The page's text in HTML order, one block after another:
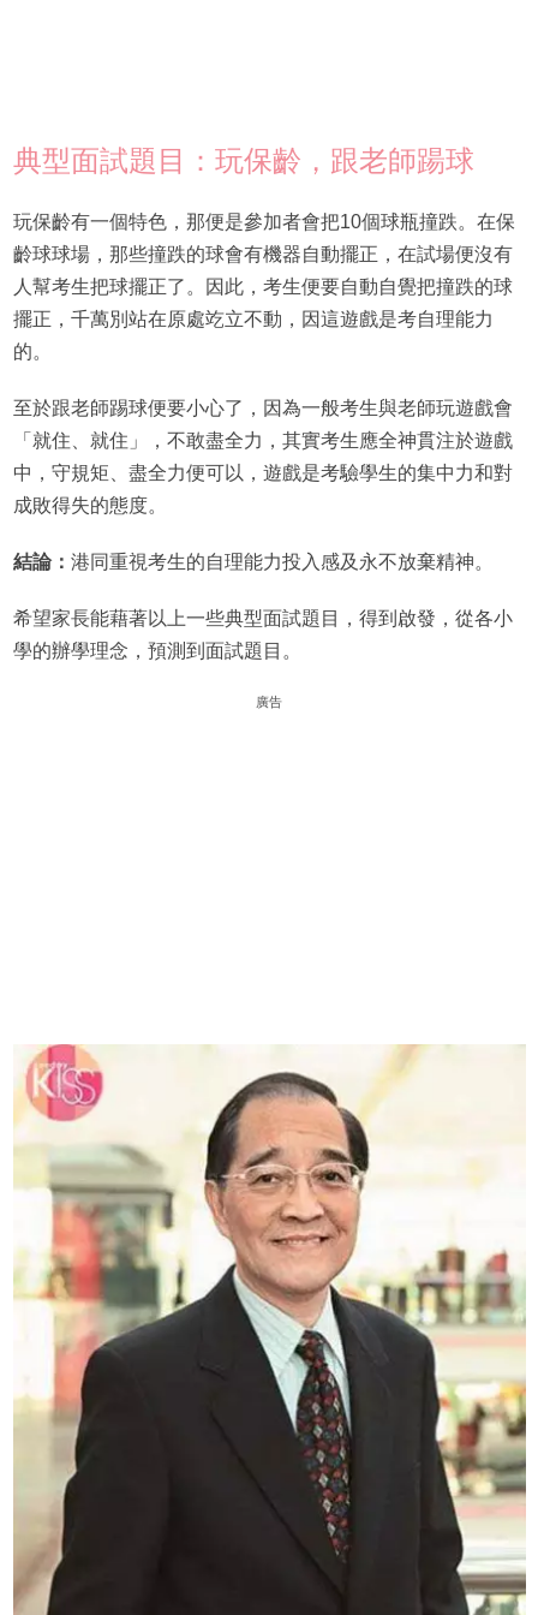
典型面試題目：玩保齡，跟老師踼球
玩保齡有一個特色，那便是參加者會把10個球瓶撞跌。在保
齡球球場，那些撞跌的球會有機器自動擺正，在試場便沒有
人幫考生把球擺正了。因此，考生便要自動自覺把撞跌的球
擺正，千萬別站在原處䇄立不動，因這遊戲是考自理能力
的。
至於跟老師踢球便要小心了，因為一般考生與老師玩遊戲會
「就住、就住」，不敢盡全力，其實考生應全神貫注於遊戲
中，守規矩、盡全力便可以，遊戲是考驗學生的集中力和對
成敗得失的態度。
結論： 港同重視考生的自理能力投入感及永不放棄精神。
希望家長能藉著以上一些典型面試題目，得到啟發，從各小
學的辦學理念，預測到面試題目。
廣告